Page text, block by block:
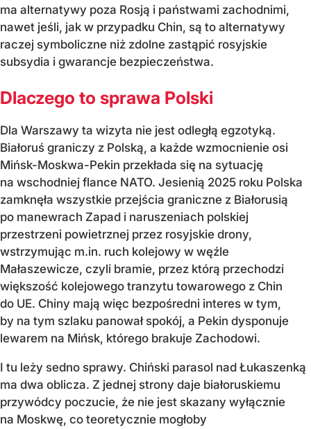
ma alternatywy poza Rosją i państwami zachodnimi,
nawet jeśli, jak w przypadku Chin, są to alternatywy
raczej symboliczne niż zdolne zastąpić rosyjskie
subsydia i gwarancje bezpieczeństwa.
Dlaczego to sprawa Polski
Dla Warszawy ta wizyta nie jest odległą egzotyką.
Białoruś graniczy z Polską, a każde wzmocnienie osi
Mińsk-Moskwa-Pekin przekłada się na sytuację
na wschodniej flance NATO. Jesienią 2025 roku Polska
zamknęła wszystkie przejścia graniczne z Białorusią
po manewrach Zapad i naruszeniach polskiej
przestrzeni powietrznej przez rosyjskie drony,
wstrzymując m.in. ruch kolejowy w węźle
Małaszewicze, czyli bramie, przez którą przechodzi
większość kolejowego tranzytu towarowego z Chin
do UE. Chiny mają więc bezpośredni interes w tym,
by na tym szlaku panował spokój, a Pekin dysponuje
lewarem na Mińsk, którego brakuje Zachodowi.
I tu leży sedno sprawy. Chiński parasol nad Łukaszenką
ma dwa oblicza. Z jednej strony daje białoruskiemu
przywódcy poczucie, że nie jest skazany wyłącznie
na Moskwę, co teoretycznie mogłoby